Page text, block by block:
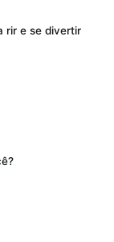
rir e se divertir